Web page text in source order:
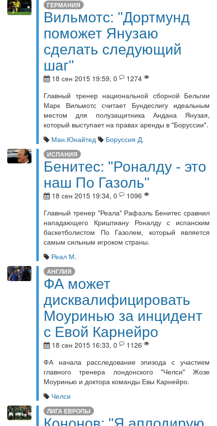
ГЕРМАНИЯ
Вильмотс: "Дортмунд
поможет Янузаю
сделать следующий
шаг"
18 сен 2015 19:59, 0
1274
Главный тренер национальной сборной Бельгии
Марк Вильмотс считает Бундеслигу идеальным
местом для полузащитника Андана Янузая,
который выступает на правах аренды в "Боруссии".
Ман.Юнайтед
Боруссия Д.
ИСПАНИЯ
Бенитес: "Роналду - это
наш По Газоль"
18 сен 2015 19:34, 0
1096
Главный тренер "Реала" Рафаэль Бенитес сравнил
нападающего Криштиану Роналду с испанским
баскетболистом По Газолем, который является
самым сильным игроком страны.
Реал М.
АНГЛИЯ
ФА может
дисквалифицировать
Моуринью за инцидент
с Евой Карнейро
18 сен 2015 16:33, 0
1126
ФА начала расследование эпизода с участием
главного тренера лондонского "Челси" Жозе
Моуринью и доктора команды Евы Карнейро.
Челси
ЛИГА ЕВРОПЫ